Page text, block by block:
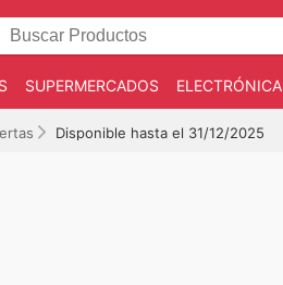
SUPERMERCADOS ELECTRÓNICA
Disponible hasta el 31/12/2025